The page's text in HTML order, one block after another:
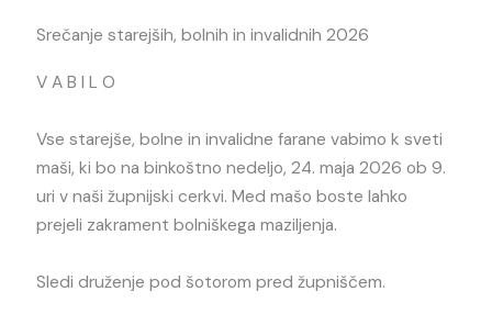
Srečanje starejših, bolnih in invalidnih 2026
V A B I L O
Vse starejše, bolne in invalidne farane vabimo k sveti
maši, ki bo na binkoštno nedeljo, 24. maja 2026 ob 9.
uri v naši župnijski cerkvi. Med mašo boste lahko
prejeli zakrament bolniškega maziljenja.
Sledi druženje pod šotorom pred župniščem.